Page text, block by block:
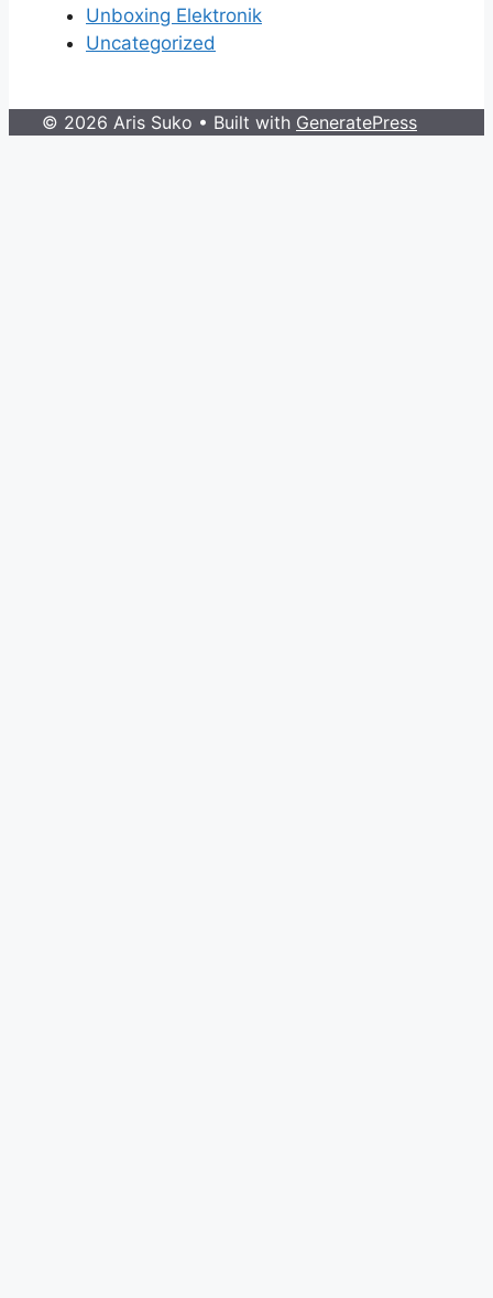
Unboxing Elektronik
Uncategorized
© 2026 Aris Suko • Built with GeneratePress